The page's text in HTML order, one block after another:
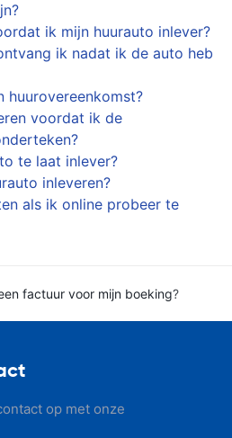
ik mijn huurauto inlever?
ik nadat ik de auto heb
huurovereenkomst?
voordat ik de
te laat inlever?
inleveren?
als ik online probeer te
factuur voor mijn boeking?
op met onze